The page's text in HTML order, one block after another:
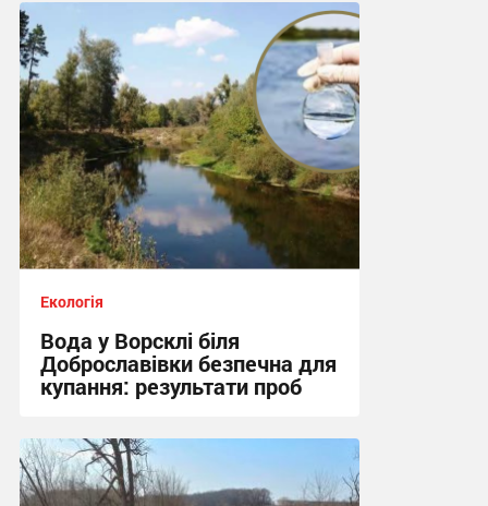
Екологія
Вода у Ворсклі біля
Доброславівки безпечна для
купання: результати проб
11:25, 27.07.2026